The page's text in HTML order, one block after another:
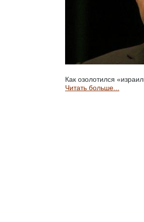
Как озолотился
Читать больше...